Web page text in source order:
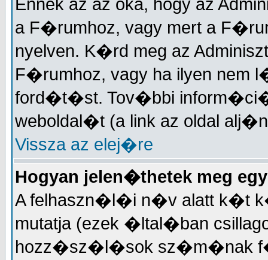
Ennek az az oka, hogy az
a F�rumhoz, vagy mert a
nyelven. K�rd meg az
F�rumhoz, vagy ha ilyen nem
ford�t�st. Tov�bbi
weboldal�t (a link az oldal
Vissza az elej�re
Hogyan jelen�thetek meg
A felhaszn�l�i n�v alatt k�t
mutatja (ezek �ltal�ban
hozz�sz�l�sok sz�m�nak